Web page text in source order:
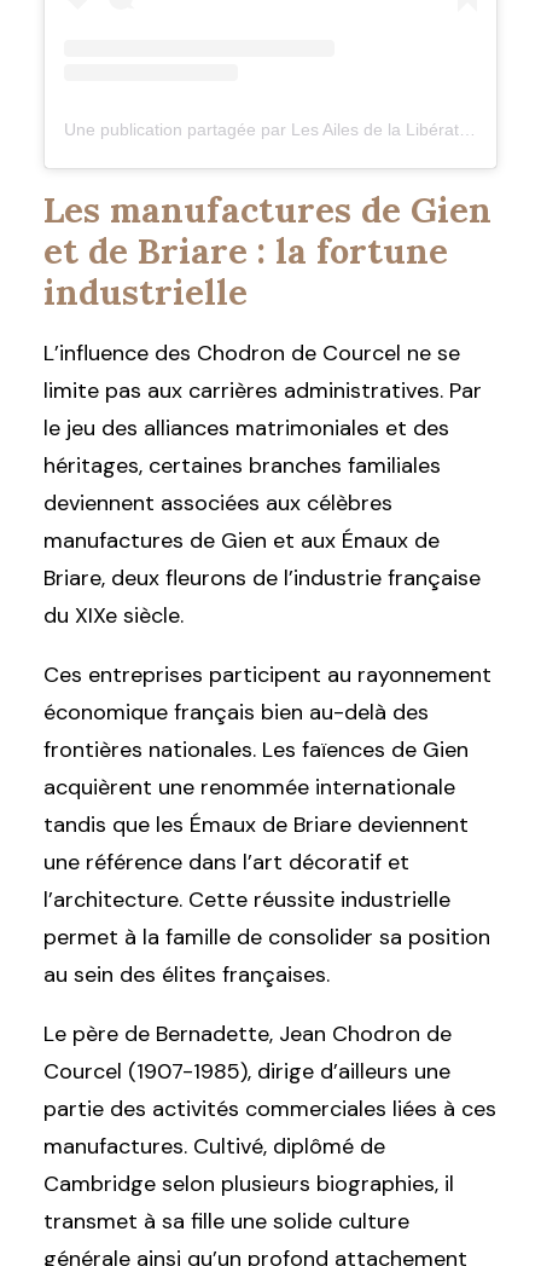
Les manufactures de Gien
et de Briare : la fortune
industrielle
L’influence des Chodron de Courcel ne se
limite pas aux carrières administratives. Par
le jeu des alliances matrimoniales et des
héritages, certaines branches familiales
deviennent associées aux célèbres
manufactures de Gien et aux Émaux de
Briare, deux fleurons de l’industrie française
du XIXe siècle.
Ces entreprises participent au rayonnement
économique français bien au-delà des
frontières nationales. Les faïences de Gien
acquièrent une renommée internationale
tandis que les Émaux de Briare deviennent
une référence dans l’art décoratif et
l’architecture. Cette réussite industrielle
permet à la famille de consolider sa position
au sein des élites françaises.
Le père de Bernadette, Jean Chodron de
Courcel (1907-1985), dirige d’ailleurs une
partie des activités commerciales liées à ces
manufactures. Cultivé, diplômé de
Cambridge selon plusieurs biographies, il
transmet à sa fille une solide culture
générale ainsi qu’un profond attachement